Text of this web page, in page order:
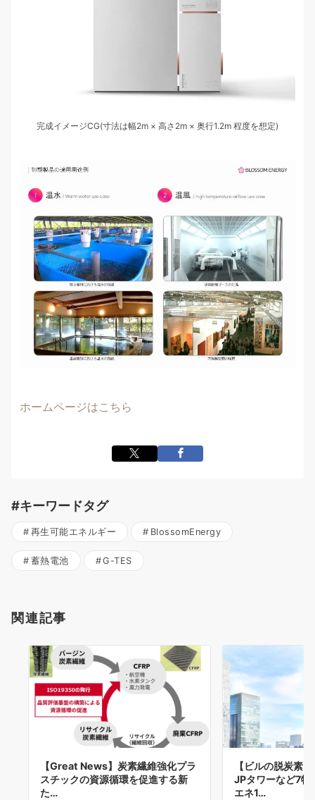
完成イメージCG(寸法は幅2m × 高さ2m × 奥行1.2m 程度を想定)
ホームページはこちら
#キーワードタグ
再生可能エネルギー BlossomEnergy
蓄熱電池 G-TES
関連記事
【Great News】炭素繊維強化プラ
スチックの資源循環を促進する新
た…
【ビルの脱炭素
JPタワーなど7物
エネ1…